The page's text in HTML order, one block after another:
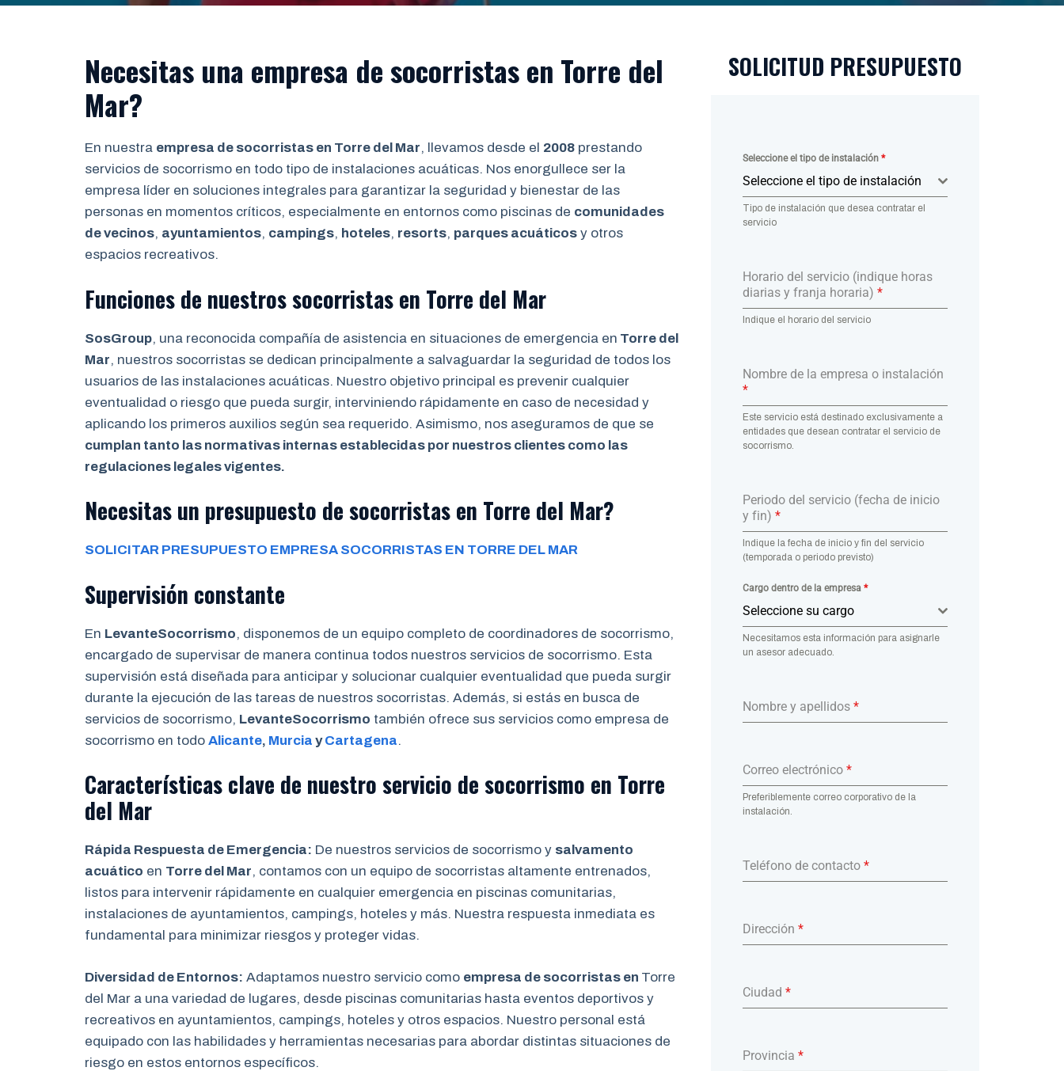
Necesitas una empresa de socorristas en Torre del
Mar?
En nuestra empresa de socorristas en Torre del Mar, llevamos desde el 2008 prestando
servicios de socorrismo en todo tipo de instalaciones acuáticas. Nos enorgullece ser la
empresa líder en soluciones integrales para garantizar la seguridad y bienestar de las
personas en momentos críticos, especialmente en entornos como piscinas de comunidades
de vecinos, ayuntamientos, campings, hoteles, resorts, parques acuáticos y otros
espacios recreativos.
Funciones de nuestros socorristas en Torre del Mar
SosGroup, una reconocida compañía de asistencia en situaciones de emergencia en Torre del
Mar, nuestros socorristas se dedican principalmente a salvaguardar la seguridad de todos los
usuarios de las instalaciones acuáticas. Nuestro objetivo principal es prevenir cualquier
eventualidad o riesgo que pueda surgir, interviniendo rápidamente en caso de necesidad y
aplicando los primeros auxilios según sea requerido. Asimismo, nos aseguramos de que se
cumplan tanto las normativas internas establecidas por nuestros clientes como las
regulaciones legales vigentes.
Necesitas un presupuesto de socorristas en Torre del Mar?
SOLICITAR PRESUPUESTO EMPRESA SOCORRISTAS EN TORRE DEL MAR
Supervisión constante
En LevanteSocorrismo, disponemos de un equipo completo de coordinadores de socorrismo,
encargado de supervisar de manera continua todos nuestros servicios de socorrismo. Esta
supervisión está diseñada para anticipar y solucionar cualquier eventualidad que pueda surgir
durante la ejecución de las tareas de nuestros socorristas. Además, si estás en busca de
servicios de socorrismo, LevanteSocorrismo también ofrece sus servicios como empresa de
socorrismo en todo Alicante, Murcia yCartagena.
Características clave de nuestro servicio de socorrismo en Torre
del Mar
Rápida Respuesta de Emergencia: De nuestros servicios de socorrismo y salvamento
acuático en Torre del Mar, contamos con un equipo de socorristas altamente entrenados,
listos para intervenir rápidamente en cualquier emergencia en piscinas comunitarias,
instalaciones de ayuntamientos, campings, hoteles y más. Nuestra respuesta inmediata es
fundamental para minimizar riesgos y proteger vidas.
Diversidad de Entornos: Adaptamos nuestro servicio como empresa de socorristas en Torre
del Mar a una variedad de lugares, desde piscinas comunitarias hasta eventos deportivos y
recreativos en ayuntamientos, campings, hoteles y otros espacios. Nuestro personal está
equipado con las habilidades y herramientas necesarias para abordar distintas situaciones de
riesgo en estos entornos específicos.
SOLICITUD PRESUPUESTO
Seleccione el tipo de instalación *
Seleccione el tipo de instalación
Tipo de instalación que desea contratar el
servicio
Horario del servicio (indique horas
diarias y franja horaria) *
Indique el horario del servicio
Nombre de la empresa o instalación
*
Este servicio está destinado exclusivamente a
entidades que desean contratar el servicio de
socorrismo.
Periodo del servicio (fecha de inicio
y fin) *
Indique la fecha de inicio y fin del servicio
(temporada o periodo previsto)
Cargo dentro de la empresa *
Seleccione su cargo
Necesitamos esta información para asignarle
un asesor adecuado.
Nombre y apellidos *
Correo electrónico *
Preferiblemente correo corporativo de la
instalación.
Teléfono de contacto *
Dirección *
Ciudad *
Provincia *